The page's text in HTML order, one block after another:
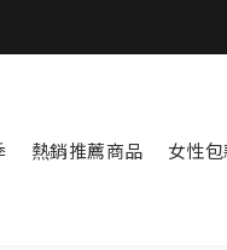
熱銷推薦商品 女性